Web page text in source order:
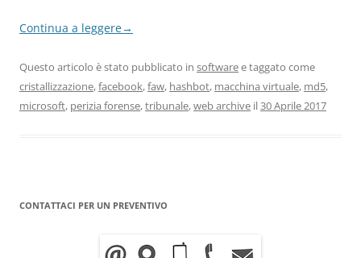
Continua a leggere→
Questo articolo è stato pubblicato in softwaree taggato come
cristallizzazione,facebook,faw, hashbot, macchina virtuale, md5,
microsoft, perizia forense,tribunale,web archive il30 Aprile 2017
CONTATTACI PER UN PREVENTIVO